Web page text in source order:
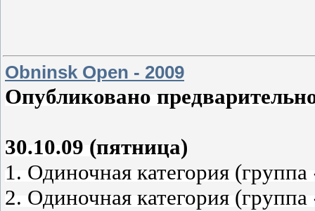
Obninsk Open - 2009
Опубликовано
30.10.09 (пятница)
1. Одиночная категория
2. Одиночная категория